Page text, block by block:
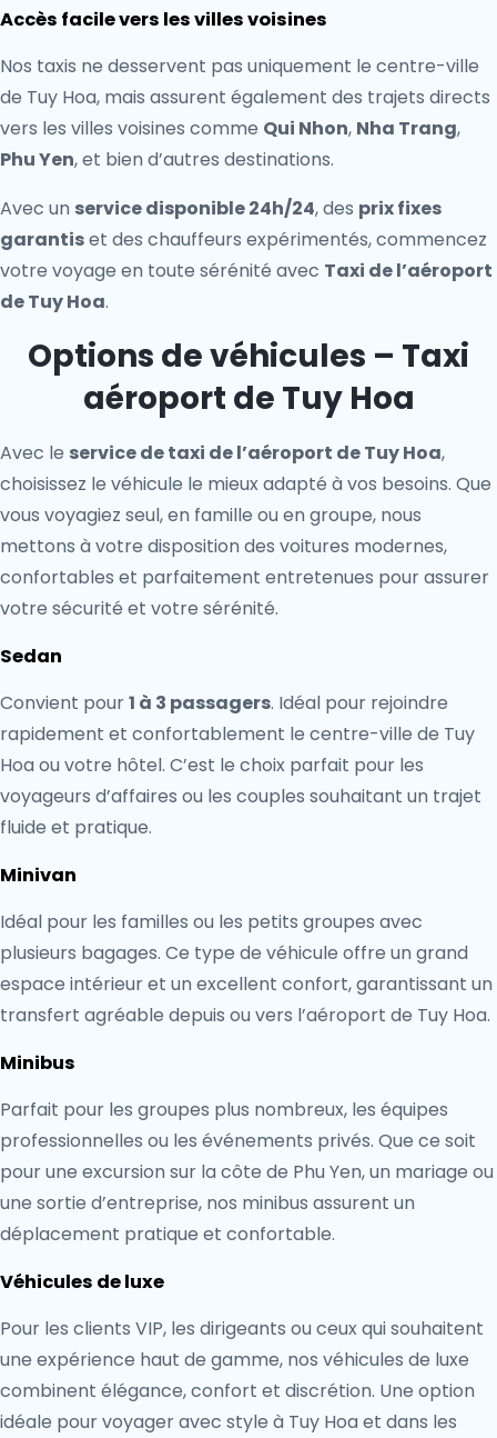
Accès facile vers les villes voisines
Nos taxis ne desservent pas uniquement le centre-ville
de Tuy Hoa, mais assurent également des trajets directs
vers les villes voisines comme Qui Nhon, Nha Trang,
Phu Yen, et bien d’autres destinations.
Avec un service disponible 24h/24, des prix fixes
garantiset des chauffeurs expérimentés, commencez
votre voyage en toute sérénité avec Taxi de l’aéroport
de Tuy Hoa.
Options de véhicules – Taxi
aéroport de Tuy Hoa
Avec le service de taxi de l’aéroport de Tuy Hoa,
choisissez le véhicule le mieux adapté à vos besoins. Que
vous voyagiez seul, en famille ou en groupe, nous
mettons à votre disposition des voitures modernes,
confortables et parfaitement entretenues pour assurer
votre sécurité et votre sérénité.
Sedan
Convient pour1 à 3 passagers. Idéal pour rejoindre
rapidement et confortablement le centre-ville de Tuy
Hoa ou votre hôtel. C’est le choix parfait pour les
voyageurs d’affaires ou les couples souhaitant un trajet
fluide et pratique.
Minivan
Idéal pour les familles ou les petits groupes avec
plusieurs bagages. Ce type de véhicule offre un grand
espace intérieur et un excellent confort, garantissant un
transfert agréable depuis ou vers l’aéroport de Tuy Hoa.
Minibus
Parfait pour les groupes plus nombreux, les équipes
professionnelles ou les événements privés. Que ce soit
pour une excursion sur la côte de Phu Yen, un mariage ou
une sortie d’entreprise, nos minibus assurent un
déplacement pratique et confortable.
Véhicules de luxe
Pour les clients VIP, les dirigeants ou ceux qui souhaitent
une expérience haut de gamme, nos véhicules de luxe
combinent élégance, confort et discrétion. Une option
idéale pour voyager avec style à Tuy Hoa et dans les